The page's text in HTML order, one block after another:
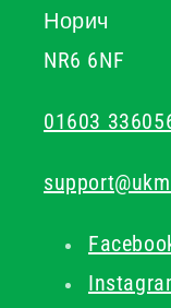
Норич
NR6 6NF
01603